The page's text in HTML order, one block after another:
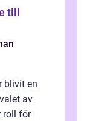
blivit en
av
roll för